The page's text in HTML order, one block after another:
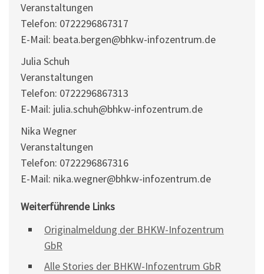
Veranstaltungen
Telefon: 0722296867317
E-Mail: beata.bergen@bhkw-infozentrum.de
Julia Schuh
Veranstaltungen
Telefon: 0722296867313
E-Mail: julia.schuh@bhkw-infozentrum.de
Nika Wegner
Veranstaltungen
Telefon: 0722296867316
E-Mail: nika.wegner@bhkw-infozentrum.de
Weiterführende Links
Originalmeldung der BHKW-Infozentrum
GbR
Alle Stories der BHKW-Infozentrum GbR